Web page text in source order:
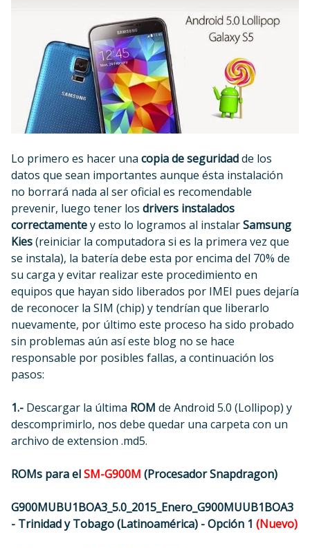
Lo primero es hacer una copia de seguridadde los
datos que sean importantes aunque ésta instalación
no borrará nada al ser oficial es recomendable
prevenir, luego tener los drivers instalados
correctamentey esto lo logramos al instalarSamsung
Kies(reiniciar la computadora si es la primera vez que
se instala), la batería debe esta por encima del 70% de
su carga y evitar realizar este procedimiento en
equipos que hayan sido liberados por IMEI pues dejaría
de reconocer la SIM (chip) y tendrían que liberarlo
nuevamente, por último este proceso ha sido probado
sin problemas aún así este blog no se hace
responsable por posibles fallas, a continuación los
pasos:
1.- Descargar la última ROM de Android 5.0 (Lollipop) y
descomprimirlo, nos debe quedar una carpeta con un
archivo de extension .md5.
ROMs para elSM-G900M (Procesador Snapdragon)
G900MUBU1BOA3_5.0_2015_Enero_G900MUUB1BOA3
- Trinidad y Tobago (Latinoamérica) -Opción 1 (Nuevo)